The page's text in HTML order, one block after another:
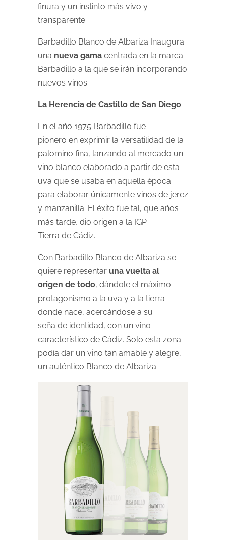
finura y un instinto más vivo y
transparente.
Barbadillo Blanco de Albariza Inaugura
una nueva gamacentrada en la marca
Barbadillo a la que se irán incorporando
nuevos vinos.
La Herencia de Castillo de San Diego
En el año 1975 Barbadillo fue
pionero en exprimir la versatilidad de la
palomino fina, lanzando al mercado un
vino blanco elaborado a partir de esta
uva que se usaba en aquella época
para elaborar únicamente vinos de jerez
y manzanilla. El éxito fue tal, que años
más tarde, dio origen a la IGP
Tierra de Cádiz.
Con Barbadillo Blanco de Albariza se
quiere representar una vuelta al
origen de todo, dándole el máximo
protagonismo a la uva y a la tierra
donde nace, acercándose a su
seña de identidad, con un vino
característico de Cádiz. Solo esta zona
podía dar un vino tan amable y alegre,
un auténtico Blanco de Albariza.